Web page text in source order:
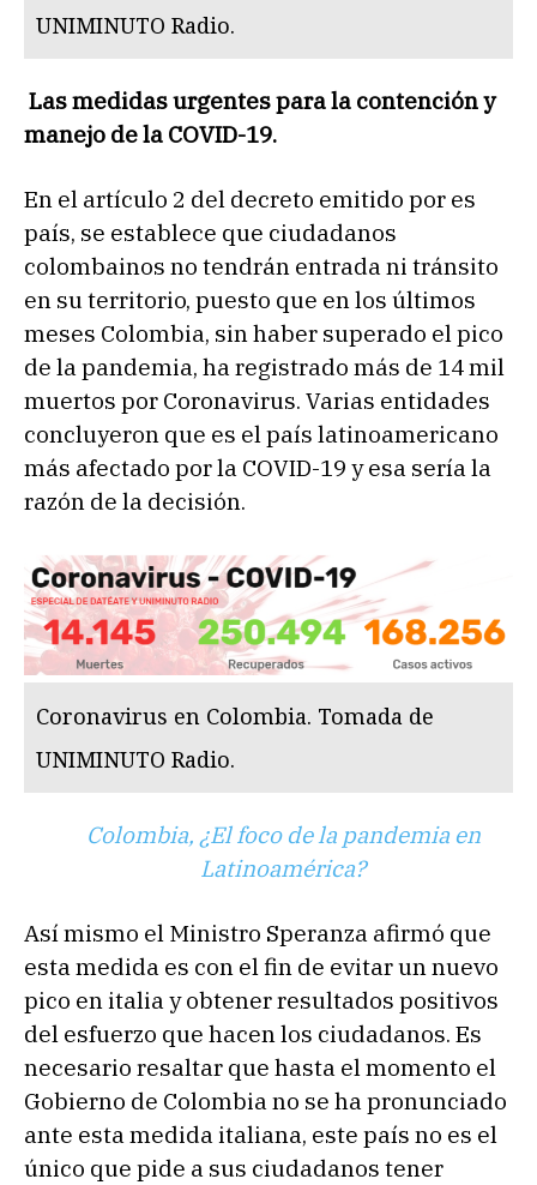
UNIMINUTO Radio.
Las medidas urgentes para la contención y
manejo de la COVID-19.
En el artículo 2 del decreto emitido por es
país, se establece que ciudadanos
colombainos no tendrán entrada ni tránsito
en su territorio, puesto que en los últimos
meses Colombia, sin haber superado el pico
de la pandemia, ha registrado más de 14 mil
muertos por Coronavirus. Varias entidades
concluyeron que es el país latinoamericano
más afectado por la COVID-19 y esa sería la
razón de la decisión.
Coronavirus en Colombia. Tomada de
UNIMINUTO Radio.
Colombia, ¿El foco de la pandemia en
Latinoamérica?
Así mismo el Ministro Speranza afirmó que
esta medida es con el fin de evitar un nuevo
pico en italia y obtener resultados positivos
del esfuerzo que hacen los ciudadanos. Es
necesario resaltar que hasta el momento el
Gobierno de Colombia no se ha pronunciado
ante esta medida italiana, este país no es el
único que pide a sus ciudadanos tener